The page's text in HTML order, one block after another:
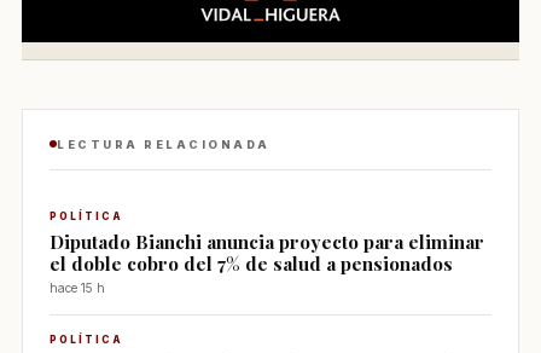
LECTURA RELACIONADA
POLÍTICA
Diputado Bianchi anuncia proyecto para eliminar
el doble cobro del 7% de salud a pensionados
hace 15 h
POLÍTICA